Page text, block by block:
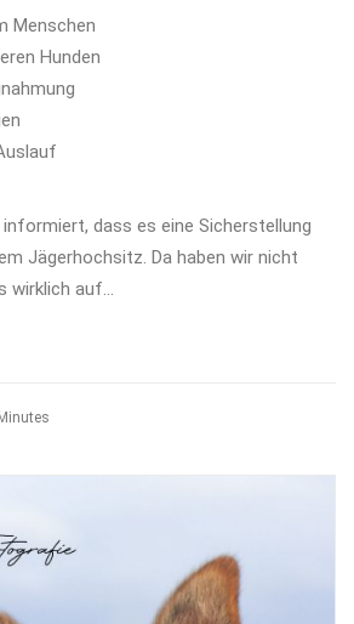
Menschen
Hunden
dass es eine Sicherstellung
Jägerhochsitz. Da haben wir nicht
wirklich auf…